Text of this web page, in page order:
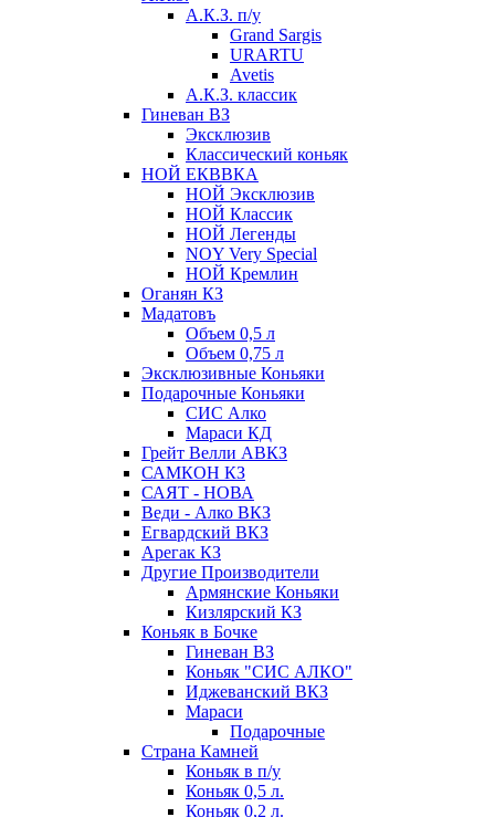
А.К.З. п/у
Grand Sargis
URARTU
Avetis
А.К.З. классик
Гиневан ВЗ
Эксклюзив
Классический коньяк
НОЙ ЕКВВКА
НОЙ Эксклюзив
НОЙ Классик
НОЙ Легенды
NOY Very Speсial
НОЙ Кремлин
Оганян КЗ
Мадатовъ
Объем 0,5 л
Объем 0,75 л
Эксклюзивные Коньяки
Подарочные Коньяки
СИС Алко
Мараси КД
Грейт Велли АВКЗ
САМКОН КЗ
САЯТ - НОВА
Веди - Алко ВКЗ
Егвардский ВКЗ
Арегак КЗ
Другие Производители
Армянские Коньяки
Кизлярский КЗ
Коньяк в Бочке
Гиневан ВЗ
Коньяк "СИС АЛКО"
Иджеванский ВКЗ
Мараси
Подарочные
Страна Камней
Коньяк в п/у
Коньяк 0,5 л.
Коньяк 0,2 л.